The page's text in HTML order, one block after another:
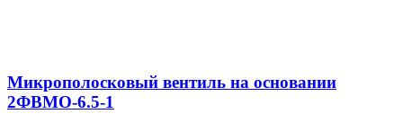
Микрополосковый вентиль на основании
2ФВМO-6.5-1